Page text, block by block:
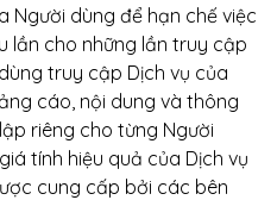
Người dùng để hạn chế việc
lần cho những lần truy cập
truy cập Dịch vụ của
cáo, nội dung và thông
riêng cho từng Người
tính hiệu quả của Dịch vụ
cung cấp bởi các bên